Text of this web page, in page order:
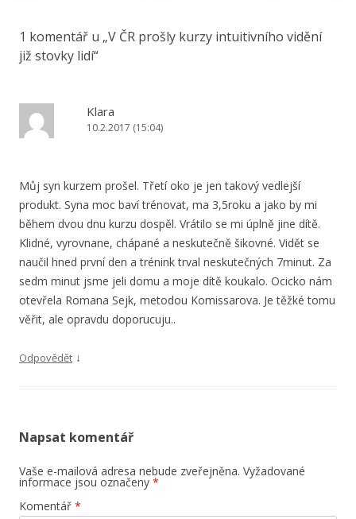
1 komentář u „V ČR prošly kurzy intuitivního vidění
již stovky lidí“
Klara
10.2.2017 (15:04)
Můj syn kurzem prošel. Třetí oko je jen takový vedlejší
produkt. Syna moc baví trénovat, ma 3,5roku a jako by mi
během dvou dnu kurzu dospěl. Vrátilo se mi úplně jine dítě.
Klidné, vyrovnane, chápané a neskutečně šikovné. Vidět se
naučil hned první den a trénink trval neskutečných 7minut. Za
sedm minut jsme jeli domu a moje dítě koukalo. Ocicko nám
otevřela Romana Sejk, metodou Komissarova. Je těžké tomu
věřit, ale opravdu doporucuju..
Odpovědět ↓
Napsat komentář
Vaše e-mailová adresa nebude zveřejněna. Vyžadované
informace jsou označeny *
Komentář *